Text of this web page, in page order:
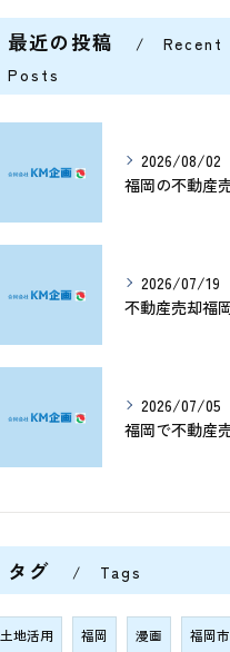
最近の投稿
Recent
Posts
2026/08/02
2026/07/19
2026/07/05
タグ Tags
土地活用 福岡 漫画 福岡市